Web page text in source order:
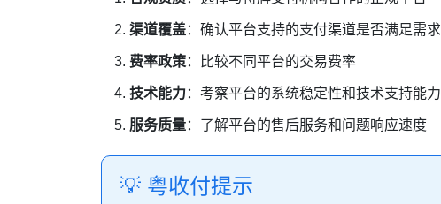
渠道覆盖：确认平台支持的支付渠道是否满足需求
费率政策：比较不同平台的交易费率
技术能力：考察平台的系统稳定性和技术支持能力
服务质量：了解平台的售后服务和问题响应速度
💡 粤收付提示